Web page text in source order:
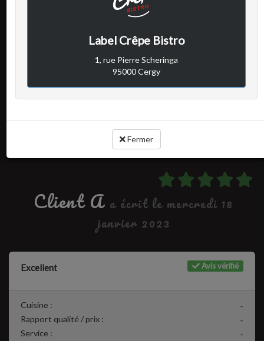
-
Rapport qualité / prix :
-
Service :
Client A a écrit le mercredi 18
janvier 2023
Avis vérifié
Excellent
-
Cuisine :
-
Rapport qualité / prix :
-
Service :
Label Crêpe Bistro
1, rue Pierre Scheringa
95000 Cergy
Fermer